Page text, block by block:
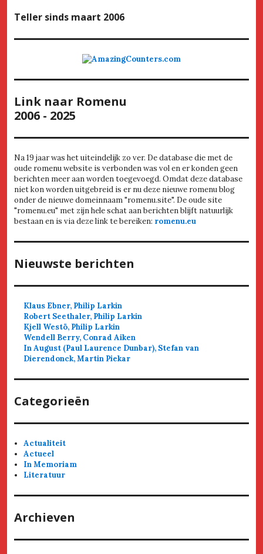
Teller sinds maart 2006
Link naar Romenu
2006 - 2025
Na 19 jaar was het uiteindelijk zo ver. De database die met de
oude romenu website is verbonden was vol en er konden geen
berichten meer aan worden toegevoegd. Omdat deze database
niet kon worden uitgebreid is er nu deze nieuwe romenu blog
onder de nieuwe domeinnaam "romenu.site". De oude site
"romenu.eu" met zijn hele schat aan berichten blijft natuurlijk
bestaan en is via deze link te bereiken: romenu.eu
Nieuwste berichten
Klaus Ebner, Philip Larkin
Robert Seethaler, Philip Larkin
Kjell Westö, Philip Larkin
Wendell Berry, Conrad Aiken
In August (Paul Laurence Dunbar), Stefan van
Dierendonck, Martin Piekar
Categorieën
Actualiteit
Actueel
In Memoriam
Literatuur
Archieven